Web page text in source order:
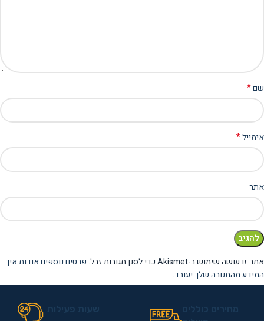
שם*
אימייל*
אתר
אתר זו עושה שימוש ב-Akismet כדי לסנן תגובות זבל.
פרטים נוספים אודות איך
המידע מהתגובה שלך יעובד.